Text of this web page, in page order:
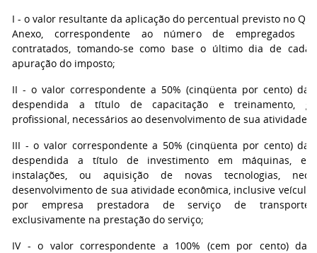
I - o valor resultante da aplicação do percentual previsto no
Anexo, correspondente ao número de empregados
contratados, tomando-se como base o último dia de cada
apuração do imposto;
II - o valor correspondente a 50% (cinqüenta por cento) da
despendida a título de capacitação e treinamento,
profissional, necessários ao desenvolvimento de sua atividade
III - o valor correspondente a 50% (cinqüenta por cento) da
despendida a título de investimento em máquinas,
instalações, ou aquisição de novas tecnologias,
desenvolvimento de sua atividade econômica, inclusive
por empresa prestadora de serviço de transporte,
exclusivamente na prestação do serviço;
IV - o valor correspondente a 100% (cem por cento) da